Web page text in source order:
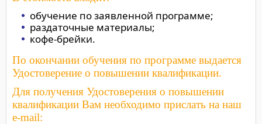
обучение по заявленной программе;
раздаточные материалы;
кофе-брейки.
По окончании обучения по программе выдается
Удостоверение о повышении квалификации.
Для получения Удостоверения о повышении
квалификации Вам необходимо прислать на наш
e-mail: